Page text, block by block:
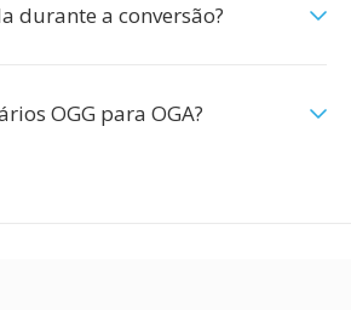
durante a conversão?
OGG para OGA?